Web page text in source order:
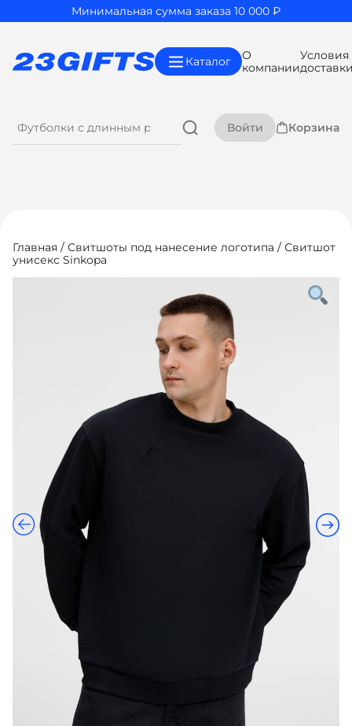
Минимальная сумма заказа 10 000 ₽
Каталог
О
компании
Условия
Войти Корзина
Главная / Свитшоты под нанесение логотипа / Свитшот
унисекс Sinkopa